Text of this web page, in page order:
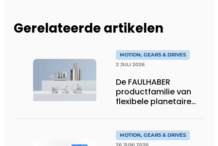
Gerelateerde artikelen
MOTION, GEARS & DRIVES
2 JULI 2026
De FAULHABER
productfamilie van
flexibele planetaire
MOTION, GEARS & DRIVES
26 JUNI 2026